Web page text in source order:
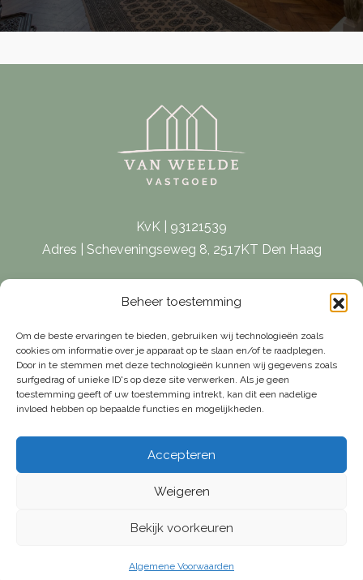
Beheer toestemming
Om de beste ervaringen te bieden, gebruiken wij technologieën zoals
cookies om informatie over je apparaat op te slaan en/of te raadplegen.
Door in te stemmen met deze technologieën kunnen wij gegevens zoals
surfgedrag of unieke ID's op deze site verwerken. Als je geen
toestemming geeft of uw toestemming intrekt, kan dit een nadelige
invloed hebben op bepaalde functies en mogelijkheden.
Accepteren
Weigeren
Bekijk voorkeuren
Algemene Voorwaarden
KvK | 93121539
Adres | Scheveningseweg 8, 2517KT Den Haag
E-mail |[email protected]
© Van Weelde Vastgoed - 2026